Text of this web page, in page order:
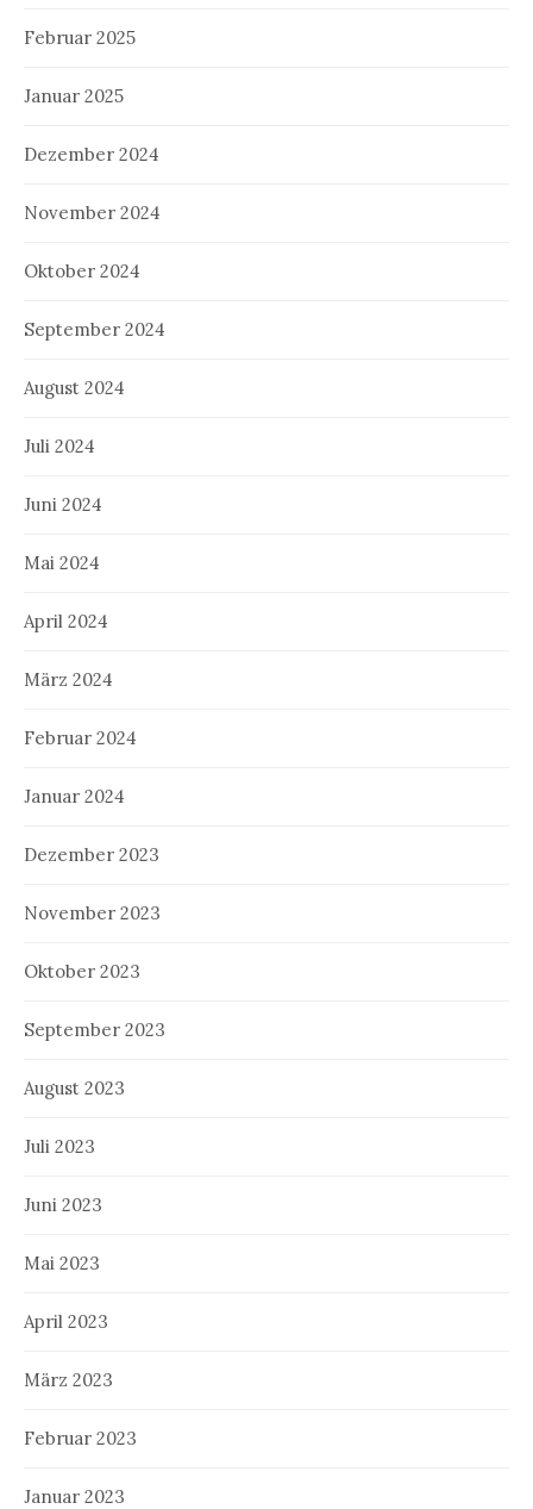
Februar 2025
Januar 2025
Dezember 2024
November 2024
Oktober 2024
September 2024
August 2024
Juli 2024
Juni 2024
Mai 2024
April 2024
März 2024
Februar 2024
Januar 2024
Dezember 2023
November 2023
Oktober 2023
September 2023
August 2023
Juli 2023
Juni 2023
Mai 2023
April 2023
März 2023
Februar 2023
Januar 2023